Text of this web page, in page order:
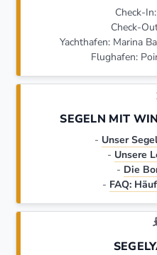
Check-
Check-
Yachthafen: Marina
Flughafen:
SEGELN MIT
- Unser
- Unsere
- Die
- FAQ: